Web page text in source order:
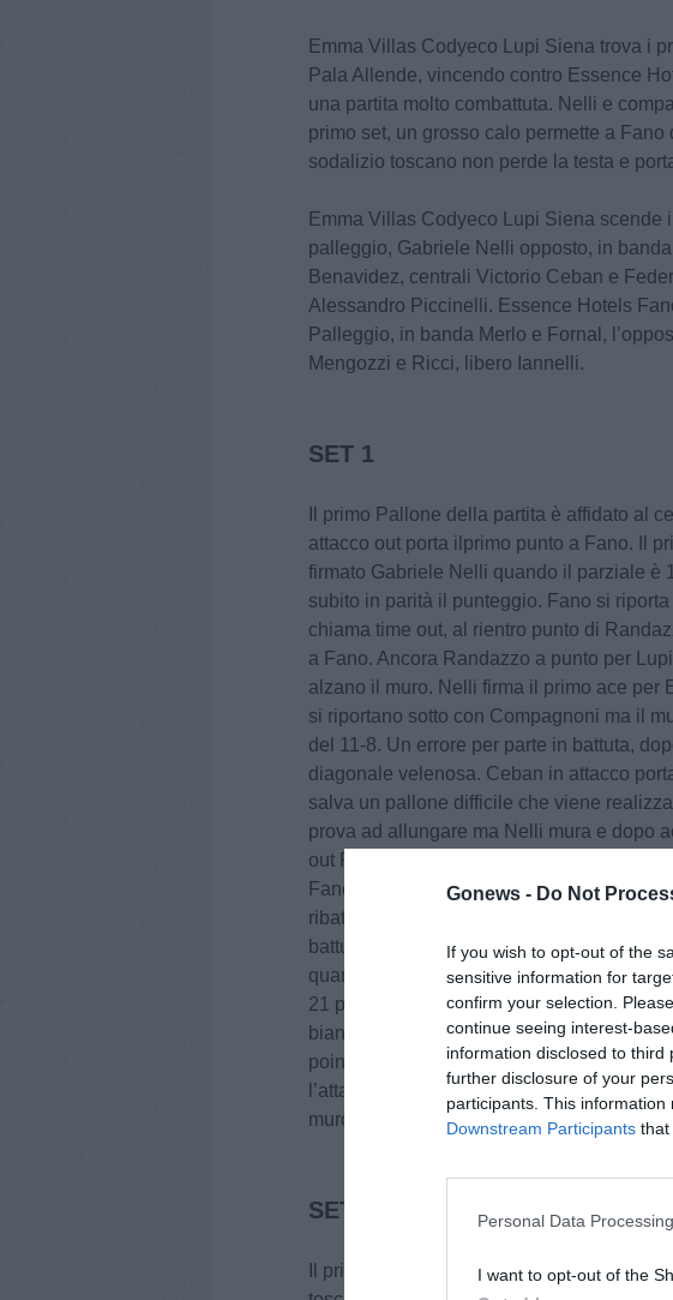
Gonews - Do Not
If you wish to opt-out of the
sensitive information for
confirm your selection.
continue seeing interest-
information disclosed to
further disclosure of your
participants. This
Downstream Participants that
Personal Data
I want to opt-out of the
Emma Villas Codyeco Lupi Siena trova i
Pala Allende, vincendo contro Essence
una partita molto combattuta. Nelli e
primo set, un grosso calo permette a Fano
sodalizio toscano non perde la testa e
Emma Villas Codyeco Lupi Siena scende
palleggio, Gabriele Nelli opposto, in
Benavidez, centrali Victorio Ceban e
Alessandro Piccinelli. Essence Hotels
Palleggio, in banda Merlo e Fornal,
Mengozzi e Ricci, libero Iannelli.
SET 1
Il primo Pallone della partita è affidato al
attacco out porta ilprimo punto a Fano. Il
firmato Gabriele Nelli quando il parziale è
subito in parità il punteggio. Fano si
chiama time out, al rientro punto di
a Fano. Ancora Randazzo a punto per
alzano il muro. Nelli firma il primo ace per
si riportano sotto con Compagnoni ma il
del 11-8. Un errore per parte in battuta,
diagonale velenosa. Ceban in attacco
salva un pallone difficile che viene
prova ad allungare ma Nelli mura e dopo
out Randazzo firma il punto del sorpasso
Fano salva un pallone molto difficile e
ribatte con un pallonetto che sorprende il
battuta si iscrive alla lista degli ace-men.
quando il parziale è 18-19. Una serie di
21 per Lupi Siena. Tonkonoh pareggia
biancorossoblu. Anche Benavidez firma
point ma Fano raggiunge e si va al tie-
l’attacco di Randazzo, tocco a rete di
muro di Fano va out, il primo set finisce 26-
SET 2
Il primo pallone è per Hoff, errore per